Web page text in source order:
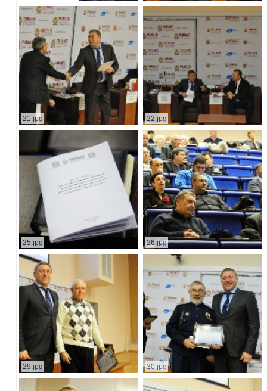
21.jpg 22.jpg
25.jpg 26.jpg
29.jpg 30.jpg